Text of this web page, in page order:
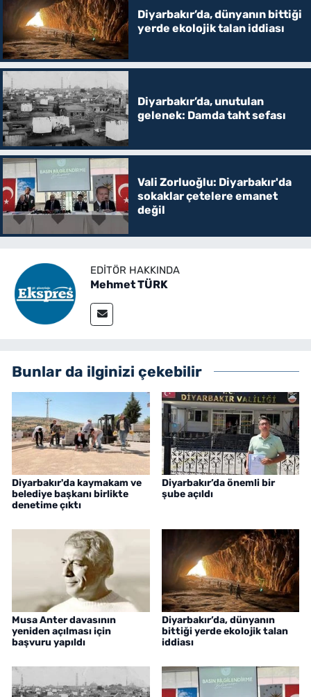
Diyarbakır’da, dünyanın bittiği
yerde ekolojik talan iddiası
Diyarbakır’da, unutulan
gelenek: Damda taht sefası
Vali Zorluoğlu: Diyarbakır'da
sokaklar çetelere emanet
değil
EDITÖR HAKKINDA
Mehmet TÜRK
Bunlar da ilginizi çekebilir
Diyarbakır'da kaymakam ve
belediye başkanı birlikte
denetime çıktı
Diyarbakır’da önemli bir
şube açıldı
Musa Anter davasının
yeniden açılması için
başvuru yapıldı
Diyarbakır’da, dünyanın
bittiği yerde ekolojik talan
iddiası